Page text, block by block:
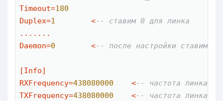
Timeout=180
Duplex=1 <-- ставим 0 для линка
.......
Daemon=0 <-- после настройки ставим 1
[Info]
RXFrequency=438080000 <-- частота линка
TXFrequency=438080000 <-- частота линка